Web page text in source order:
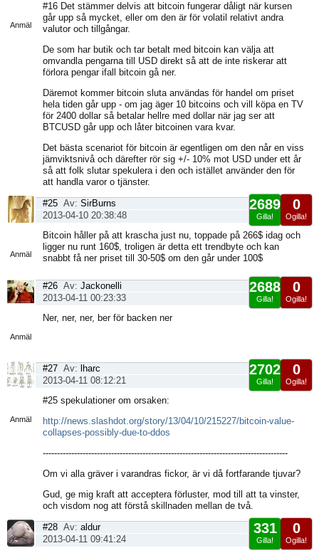
Anmäl
#16 Det stämmer delvis att bitcoin fungerar dåligt när kursen
går upp så mycket, eller om den är för volatil relativt andra
valutor och tillgångar.
De som har butik och tar betalt med bitcoin kan välja att
omvandla pengarna till USD direkt så att de inte riskerar att
förlora pengar ifall bitcoin gå ner.
Däremot kommer bitcoin sluta användas för handel om priset
hela tiden går upp - om jag äger 10 bitcoins och vill köpa en TV
för 2400 dollar så betalar hellre med dollar när jag ser att
BTCUSD går upp och låter bitcoinen vara kvar.
Det bästa scenariot för bitcoin är egentligen om den når en viss
jämviktsnivå och därefter rör sig +/- 10% mot USD under ett år
så att folk slutar spekulera i den och istället använder den för
att handla varor o tjänster.
Anmäl
0
Ogilla!
2689
Gilla!
#25 Av: SirBurns
2013-04-10 20:38:48
Bitcoin håller på att krascha just nu, toppade på 266$ idag och
ligger nu runt 160$, troligen är detta ett trendbyte och kan
snabbt få ner priset till 30-50$ om den går under 100$
Anmäl
0
Ogilla!
2688
Gilla!
#26 Av: Jackonelli
2013-04-11 00:23:33
Ner, ner, ner, ber för backen ner
Anmäl
0
Ogilla!
2702
Gilla!
#27 Av:
lharc
2013-04-11 08:12:21
#25 spekulationer om orsaken:
http://news.slashdot.org/story/13/04/10/215227/bitcoin-value-
collapses-possibly-due-to-ddos
--------------------------------------------------------------------------------------
Om vi alla gräver i varandras fickor, är vi då fortfarande tjuvar?
Gud, ge mig kraft att acceptera förluster, mod till att ta vinster,
och visdom nog att förstå skillnaden mellan de två.
0
Ogilla!
331
Gilla!
#28 Av: aldur
2013-04-11 09:41:24